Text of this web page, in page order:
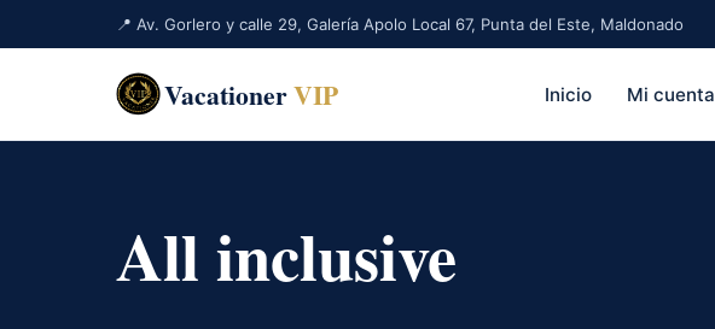
📍 Av. Gorlero y calle 29, Galería Apolo Local 67, Punta del Este, Maldonado
VacationerVIP Inicio Mi cuenta
All inclusive